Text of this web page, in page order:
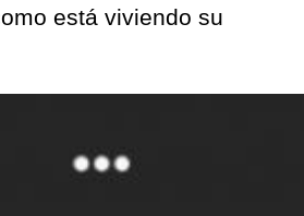
está viviendo su